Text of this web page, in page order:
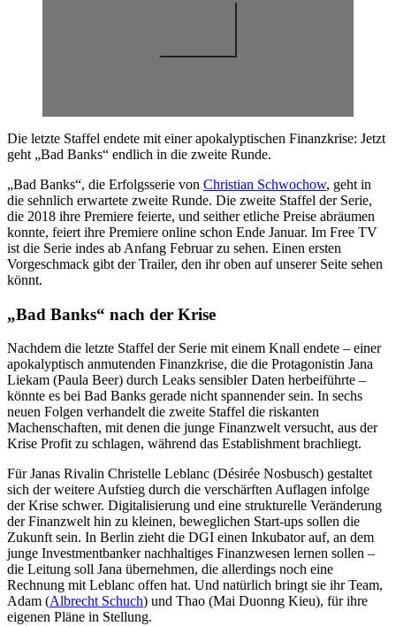
Die letzte Staffel endete mit einer apokalyptischen Finanzkrise: Jetzt
geht „Bad Banks“ endlich in die zweite Runde.
„Bad Banks“, die Erfolgsserie von Christian Schwochow, geht in
die sehnlich erwartete zweite Runde. Die zweite Staffel der Serie,
die 2018 ihre Premiere feierte, und seither etliche Preise abräumen
konnte, feiert ihre Premiere online schon Ende Januar. Im Free TV
ist die Serie indes ab Anfang Februar zu sehen. Einen ersten
Vorgeschmack gibt der Trailer, den ihr oben auf unserer Seite sehen
könnt.
„Bad Banks“ nach der Krise
Nachdem die letzte Staffel der Serie mit einem Knall endete – einer
apokalyptisch anmutenden Finanzkrise, die die Protagonistin Jana
Liekam (Paula Beer) durch Leaks sensibler Daten herbeiführte –
könnte es bei Bad Banks gerade nicht spannender sein. In sechs
neuen Folgen verhandelt die zweite Staffel die riskanten
Machenschaften, mit denen die junge Finanzwelt versucht, aus der
Krise Profit zu schlagen, während das Establishment brachliegt.
Für Janas Rivalin Christelle Leblanc (Désirée Nosbusch) gestaltet
sich der weitere Aufstieg durch die verschärften Auflagen infolge
der Krise schwer. Digitalisierung und eine strukturelle Veränderung
der Finanzwelt hin zu kleinen, beweglichen Start-ups sollen die
Zukunft sein. In Berlin zieht die DGI einen Inkubator auf, an dem
junge Investmentbanker nachhaltiges Finanzwesen lernen sollen –
die Leitung soll Jana übernehmen, die allerdings noch eine
Rechnung mit Leblanc offen hat. Und natürlich bringt sie ihr Team,
Adam (Albrecht Schuch) und Thao (Mai Duonng Kieu), für ihre
eigenen Pläne in Stellung.